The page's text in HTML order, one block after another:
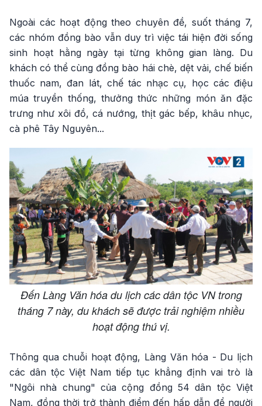
Ngoài các hoạt động theo chuyên đề, suốt tháng 7,
các nhóm đồng bào vẫn duy trì việc tái hiện đời sống
sinh hoạt hằng ngày tại từng không gian làng. Du
khách có thể cùng đồng bào hái chè, dệt vải, chế biến
thuốc nam, đan lát, chế tác nhạc cụ, học các điệu
múa truyền thống, thưởng thức những món ăn đặc
trưng như xôi đồ, cá nướng, thịt gác bếp, khâu nhục,
cà phê Tây Nguyên...
Đến Làng Văn hóa du lịch các dân tộc VN trong
tháng 7 này, du khách sẽ được trải nghiệm nhiều
hoạt động thú vị.
Thông qua chuỗi hoạt động, Làng Văn hóa - Du lịch
các dân tộc Việt Nam tiếp tục khẳng định vai trò là
"Ngôi nhà chung" của cộng đồng 54 dân tộc Việt
Nam, đồng thời trở thành điểm đến hấp dẫn để người